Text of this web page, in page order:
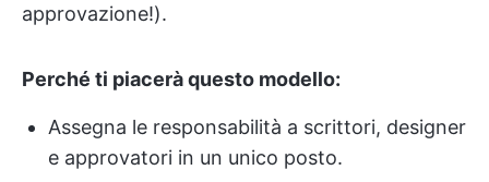
approvazione!).
Perché ti piacerà questo modello:
Assegna le responsabilità a scrittori, designer
e approvatori in un unico posto.